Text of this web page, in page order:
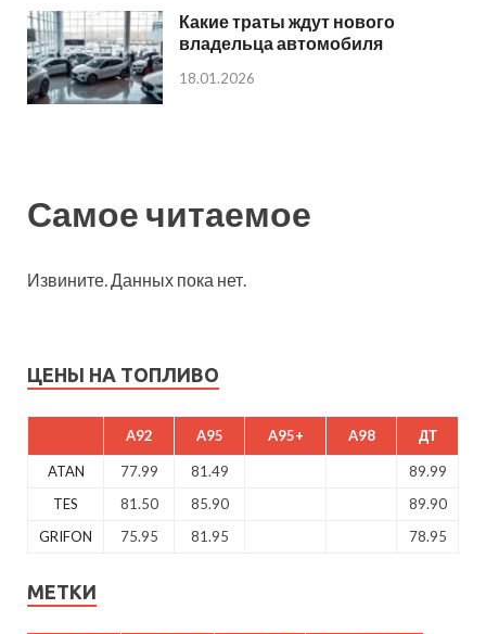
Какие траты ждут нового
владельца автомобиля
18.01.2026
Самое читаемое
Извините. Данных пока нет.
ЦЕНЫ НА ТОПЛИВО
A92 A95 A95+ A98 ДТ
ATAN 77.99 81.49
89.99
TES
81.50 85.90
89.90
GRIFON
75.95 81.95 78.95
МЕТКИ